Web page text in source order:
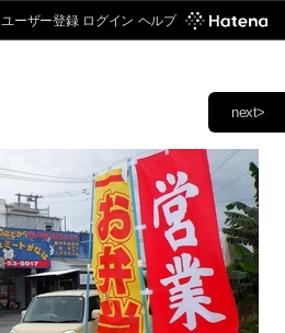
ユーザー登録 ログイン ヘルプ
next>